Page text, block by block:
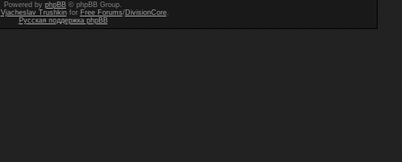
Powered by phpBB © phpBB Group.
Vjacheslav Trushkinfor Free Forums/DivisionCore.
Русская поддержка phpBB